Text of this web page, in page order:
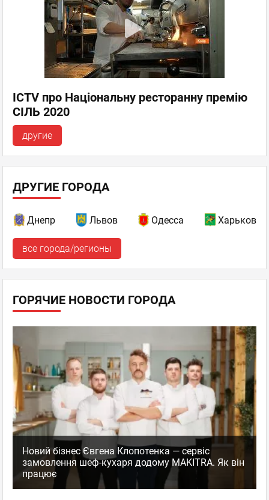
ICTV про Національну ресторанну премію
СІЛЬ 2020
другие
ДРУГИЕ ГОРОДА
Днепр Львов Одесса Харьков
все города/регионы
ГОРЯЧИЕ НОВОСТИ ГОРОДА
Новий бізнес Євгена Клопотенка — сервіс
замовлення шеф-кухаря додому MAKITRA. Як він
працює